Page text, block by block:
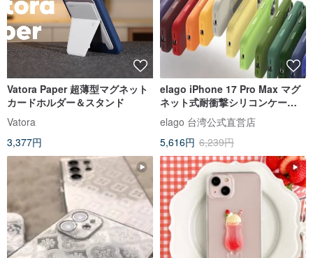
Vatora Paper 超薄型マグネット
カードホルダー＆スタンド
Vatora
3,377円
elago iPhone 17 Pro Max マグ
ネット式耐衝撃シリコンケース
カメラボタン付き
elago 台湾公式直営店
5,616円 6,239円